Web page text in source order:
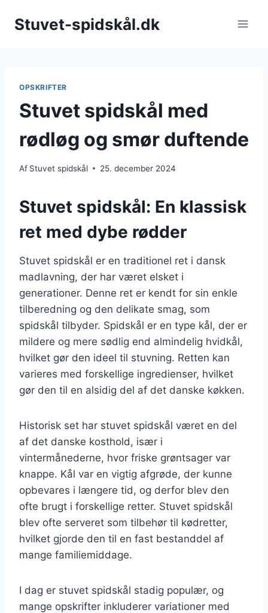
Stuvet-spidskål.dk
OPSKRIFTER
Stuvet spidskål med
rødløg og smør duftende
Af Stuvet spidskål 25. december 2024
Stuvet spidskål: En klassisk
ret med dybe rødder
Stuvet spidskål er en traditionel ret i dansk
madlavning, der har været elsket i
generationer. Denne ret er kendt for sin enkle
tilberedning og den delikate smag, som
spidskål tilbyder. Spidskål er en type kål, der er
mildere og mere sødlig end almindelig hvidkål,
hvilket gør den ideel til stuvning. Retten kan
varieres med forskellige ingredienser, hvilket
gør den til en alsidig del af det danske køkken.
Historisk set har stuvet spidskål været en del
af det danske kosthold, især i
vintermånederne, hvor friske grøntsager var
knappe. Kål var en vigtig afgrøde, der kunne
opbevares i længere tid, og derfor blev den
ofte brugt i forskellige retter. Stuvet spidskål
blev ofte serveret som tilbehør til kødretter,
hvilket gjorde den til en fast bestanddel af
mange familiemiddage.
I dag er stuvet spidskål stadig populær, og
mange opskrifter inkluderer variationer med